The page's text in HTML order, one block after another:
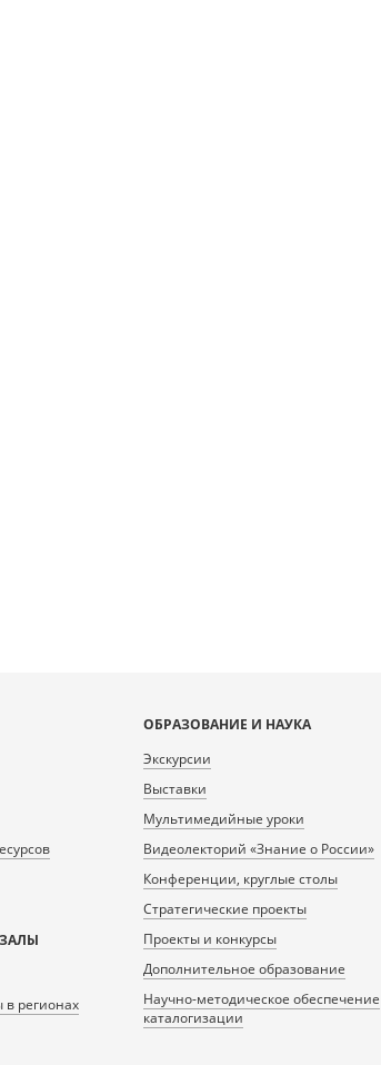
регионах
ОБРАЗОВАНИЕ И НАУКА
Экскурсии
Выставки
Мультимедийные уроки
Видеолекторий «Знание о России»
Конференции, круглые столы
Стратегические проекты
Проекты и конкурсы
Дополнительное образование
Научно-методическое обеспечение
каталогизации